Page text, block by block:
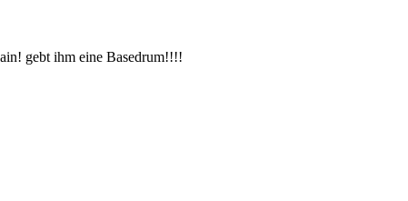
gebt ihm eine Basedrum!!!!